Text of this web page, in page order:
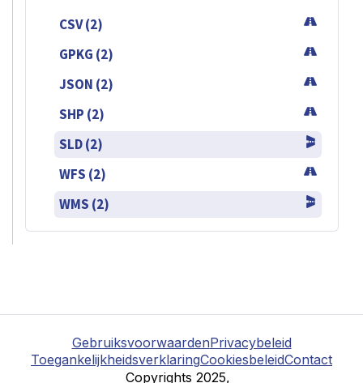
CSV (2)
GPKG (2)
JSON (2)
SHP (2)
SLD (2)
WFS (2)
WMS (2)
GebruiksvoorwaardenPrivacybeleid
ToegankelijkheidsverklaringCookiesbeleidContact
Copyrights 2025,